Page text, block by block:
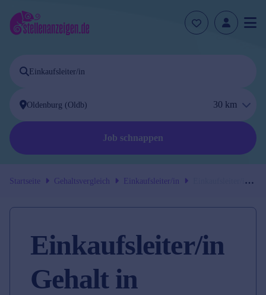
30 km
Job schnappen
Startseite Gehaltsvergleich Einkaufsleiter/in
Einkaufsleiter/in
Einkaufsleiter/in
Gehalt in